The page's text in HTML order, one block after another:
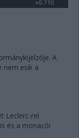
A
nem esik a
Leclerc-rel
és a monacói